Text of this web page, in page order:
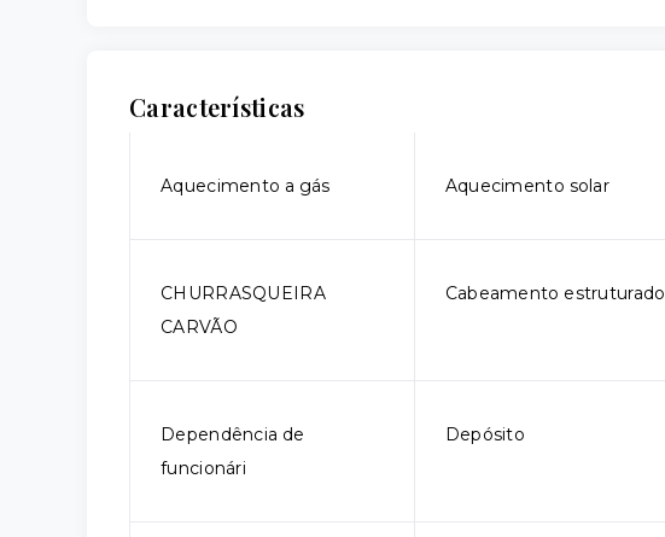
Características
Aquecimento a gás Aquecimento solar
CHURRASQUEIRA
CARVÃO
Cabeamento estruturado
Dependência de
funcionári
Depósito